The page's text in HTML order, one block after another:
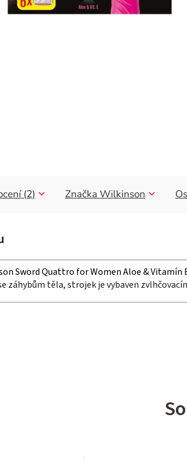
(2) Značka Wilkinson
Sword Quattro for Women Aloe & Vitamín
záhybům těla, strojek je vybaven